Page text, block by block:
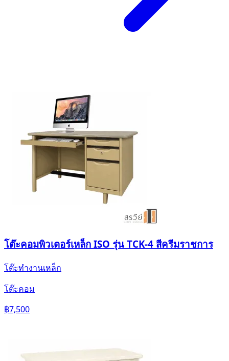
โต๊ะคอมพิวเตอร์เหล็ก ISO รุ่น TCK-4 สีครีมราชการ
โต๊ะทำงานเหล็ก
โต๊ะคอม
฿7,500